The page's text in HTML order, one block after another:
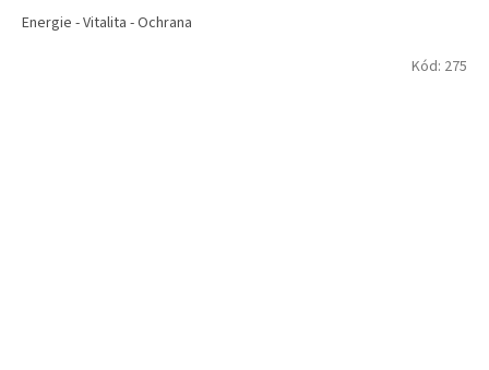
Energie - Vitalita - Ochrana
Kód: 275